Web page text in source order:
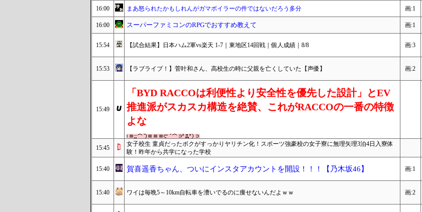
16:00 まあ怒られたかもしれんがガマボイラーの件ではないだろう多分 画:1
16:00 スーパーファミコンのRPGでおすすめ教えて 画:1
15:54 【試合結果】日本ハム2軍vs楽天 1-7｜東地区14回戦｜個人成績｜8/8 画:3
15:53 【ラブライブ！】菅叶和さん、高校生の時に父親を亡くしていた【声優】 画:2
15:49
「BYD RACCOは利便性より安全性を優先した設計」とEV
推進派がスカスカ構造を絶賛、これがRACCOの一番の特徴
よな
15:45
女子校生 童貞だったボクがすっかりヤリチン化！スポーツ強豪校の女子寮に無理矢理3泊4日入寮体
験！昨年から共学になった学校
15:40 賀喜遥香ちゃん、ついにインスタアカウントを開設！！！【乃木坂46】 画:1
15:40 ワイは毎晩5～10km自転車を漕いでるのに痩せないんだよｗｗ 画:2